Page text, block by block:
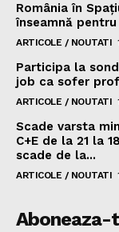
România în
înseamnă
ARTICOLE / NOUTATI
Participa la
job ca sofer
ARTICOLE / NOUTATI
Scade varsta
C+E de la 21 la
scade de la...
ARTICOLE / NOUTATI
Aboneaza-